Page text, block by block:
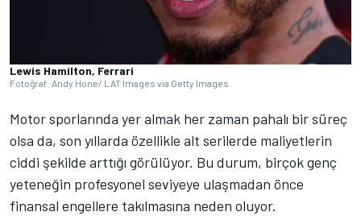
Lewis Hamilton, Ferrari
Fotoğraf: Andy Hone/ LAT Images via Getty Images
Motor sporlarında yer almak her zaman pahalı bir süreç
olsa da, son yıllarda özellikle alt serilerde maliyetlerin
ciddi şekilde arttığı görülüyor. Bu durum, birçok genç
yeteneğin profesyonel seviyeye ulaşmadan önce
finansal engellere takılmasına neden oluyor.